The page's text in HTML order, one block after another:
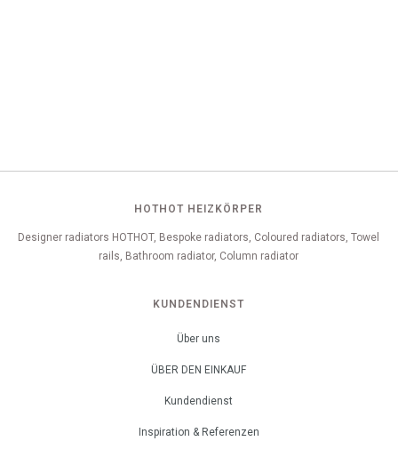
HOTHOT HEIZKÖRPER
Designer radiators HOTHOT, Bespoke radiators, Coloured radiators, Towel
rails, Bathroom radiator, Column radiator
KUNDENDIENST
Über uns
ÜBER DEN EINKAUF
Kundendienst
Inspiration & Referenzen